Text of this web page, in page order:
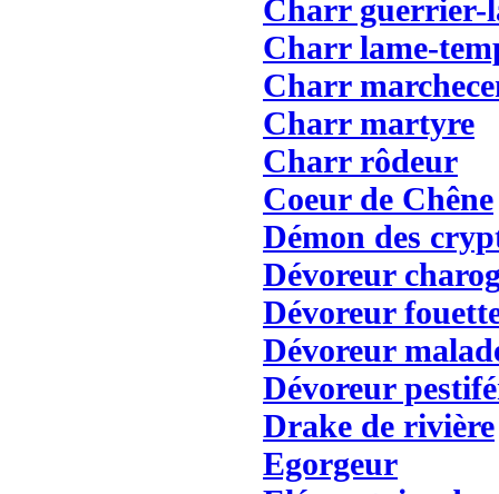
Charr guerrier-
Charr lame-
Charr
Charr martyre
Charr rôdeur
Coeur de Chêne
Démon des
Dévoreur
Dévoreur
Dévoreur
Dévoreur
Drake de rivière
Egorgeur